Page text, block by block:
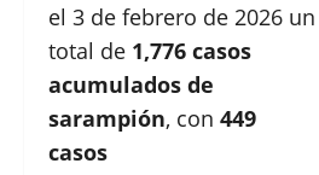
el 3 de febrero de 2026 un
total de 1,776 casos
acumulados de
sarampión, con 449
casos